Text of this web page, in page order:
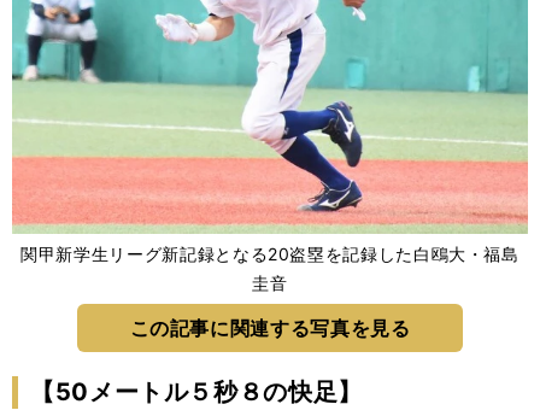
関甲新学生リーグ新記録となる20盗塁を記録した白鴎大・福島
圭音
この記事に関連する写真を見る
【50メートル５秒８の快足】